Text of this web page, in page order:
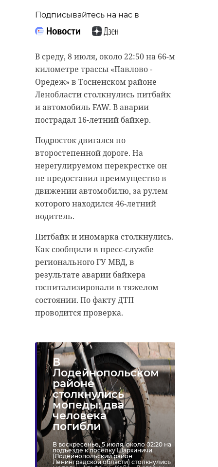
Подписывайтесь на нас в
В среду, 8 июля, около 22:50 на 66-м
километре трассы «Павлово -
Оредеж» в Тосненском районе
Ленобласти столкнулись питбайк
и автомобиль FAW. В аварии
пострадал 16-летний байкер.
Подросток двигался по
второстепенной дороге. На
нерегулируемом перекрестке он
не предоставил преимущество в
движении автомобилю, за рулем
которого находился 46-летний
водитель.
Питбайк и иномарка столкнулись.
Как сообщили в пресс-службе
регионального ГУ МВД, в
результате аварии байкера
госпитализировали в тяжелом
состоянии. По факту ДТП
проводится проверка.
В
Лодейнопольском
районе
столкнулись
мопеды: два
человека
погибли
В воскресенье, 5 июля, около 02:20 на
подъезде к поселку Шархиничи
(Лодейнопольский район
Ленинградской области) столкнулись